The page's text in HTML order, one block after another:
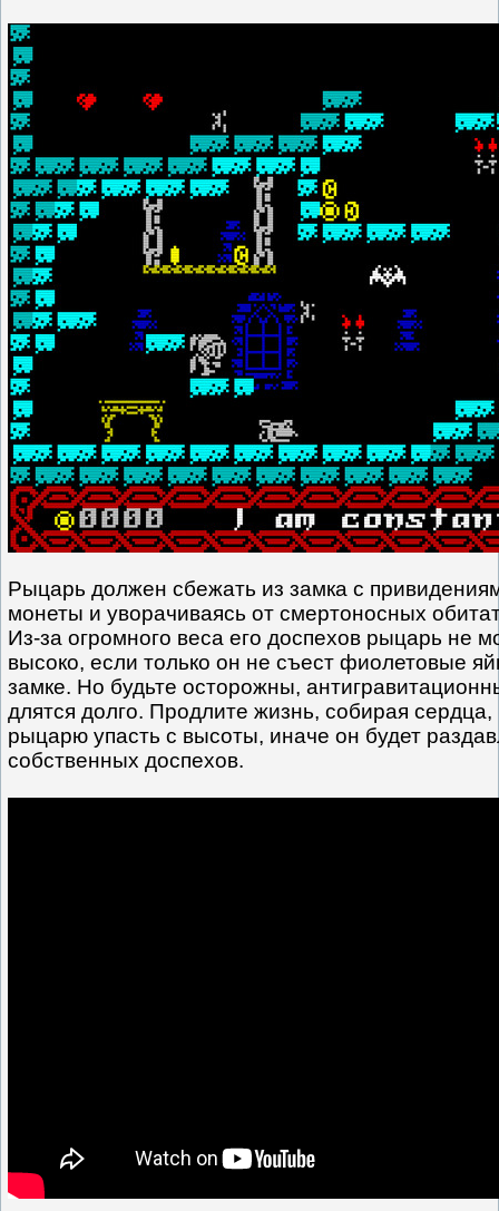
Рыцарь должен сбежать из замка с
монеты и уворачиваясь от смертоносных
Из-за огромного веса его доспехов рыцарь не
высоко, если только он не съест фиолетовые
замке. Но будьте осторожны,
длятся долго. Продлите жизнь, собирая сердца,
рыцарю упасть с высоты, иначе он будет
собственных доспехов.